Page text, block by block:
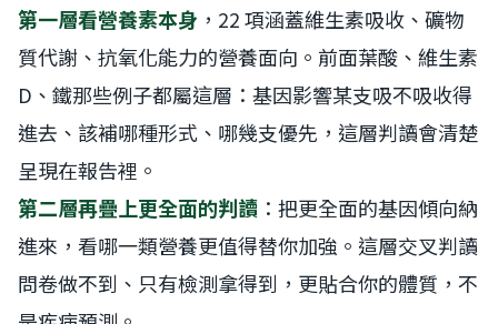
第一層看營養素本身 ，22 項涵蓋維生素吸收、礦物
質代謝、抗氧化能力的營養面向。前面葉酸、維生素
D、鐵那些例子都屬這層：基因影響某支吸不吸收得
進去、該補哪種形式、哪幾支優先，這層判讀會清楚
呈現在報告裡。
第二層再疊上更全面的判讀 ：把更全面的基因傾向納
進來，看哪一類營養更值得替你加強。這層交叉判讀
問卷做不到、只有檢測拿得到，更貼合你的體質，不